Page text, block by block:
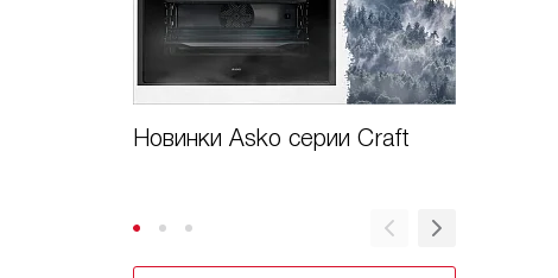
Новинки Asko серии Craft